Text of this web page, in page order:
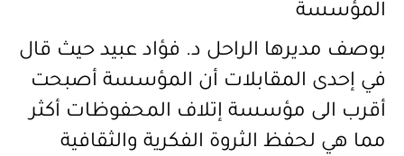
المؤسسة
بوصف مديرها الراحل د. فؤاد عبيد حيث قال
في إحدى المقابلات أن المؤسسة أصبحت
أقرب الى مؤسسة إتلاف المحفوظات أكثر
مما هي لحفظ الثروة الفكرية والثقافية